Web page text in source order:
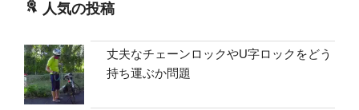
人気の投稿
丈夫なチェーンロックやU字ロックをどう
持ち運ぶか問題